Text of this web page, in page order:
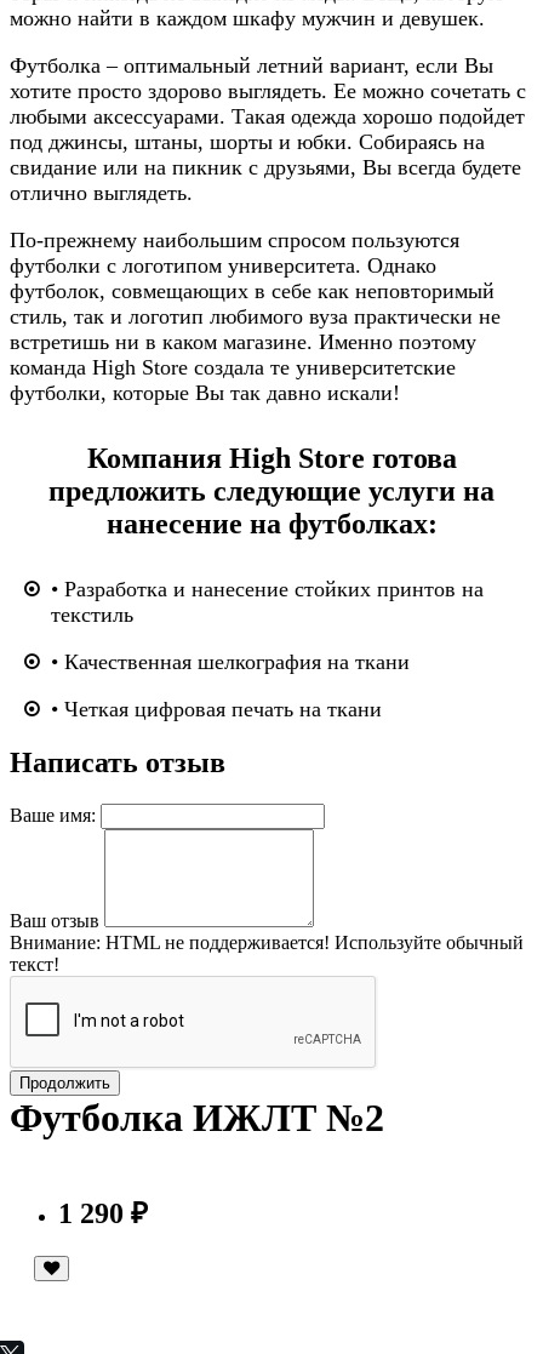
можно найти в каждом шкафу мужчин и девушек.
Футболка – оптимальный летний вариант, если Вы
хотите просто здорово выглядеть. Ее можно сочетать с
любыми аксессуарами. Такая одежда хорошо подойдет
под джинсы, штаны, шорты и юбки. Собираясь на
свидание или на пикник с друзьями, Вы всегда будете
отлично выглядеть.
По-прежнему наибольшим спросом пользуются
футболки с логотипом университета. Однако
футболок, совмещающих в себе как неповторимый
стиль, так и логотип любимого вуза практически не
встретишь ни в каком магазине. Именно поэтому
команда High Store создала те университетские
футболки, которые Вы так давно искали!
Компания High Store готова
предложить следующие услуги на
нанесение на футболках:
• Разработка и нанесение стойких принтов на
текстиль
• Качественная шелкография на ткани
• Четкая цифровая печать на ткани
Написать отзыв
Ваше имя:
Ваш отзыв
Внимание: HTML не поддерживается! Используйте обычный
текст!
Продолжить
Футболка ИЖЛТ №2
1 290 ₽